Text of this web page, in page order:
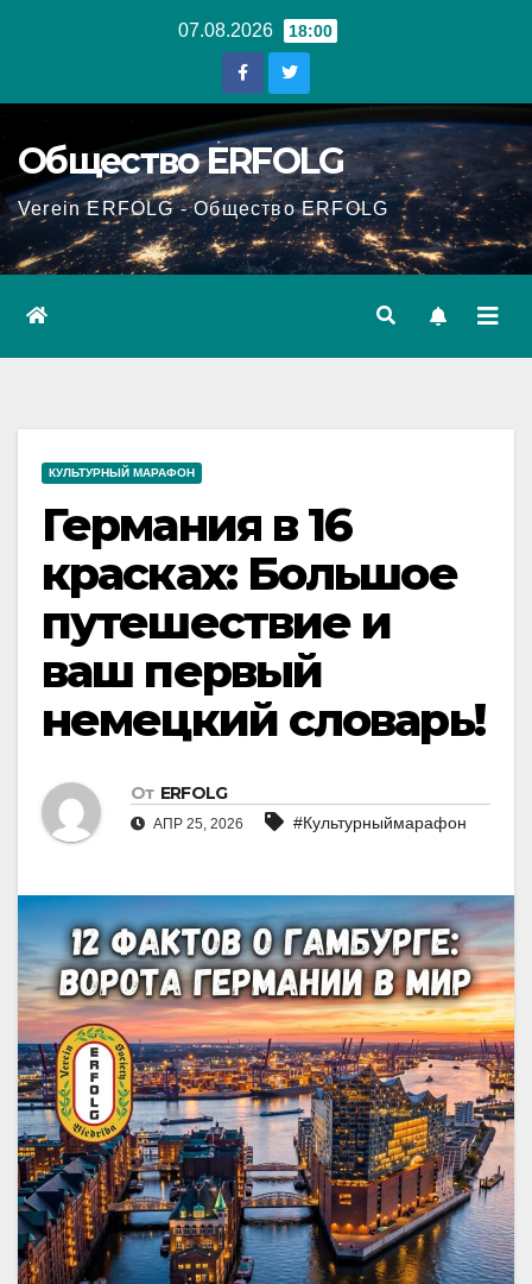
07.08.2026 18:00
Общество ERFOLG
Verein ERFOLG - Общество ERFOLG
КУЛЬТУРНЫЙ МАРАФОН
Германия в 16
красках: Большое
путешествие и
ваш первый
немецкий словарь!
От ERFOLG
АПР 25, 2026 #Культурныймарафон